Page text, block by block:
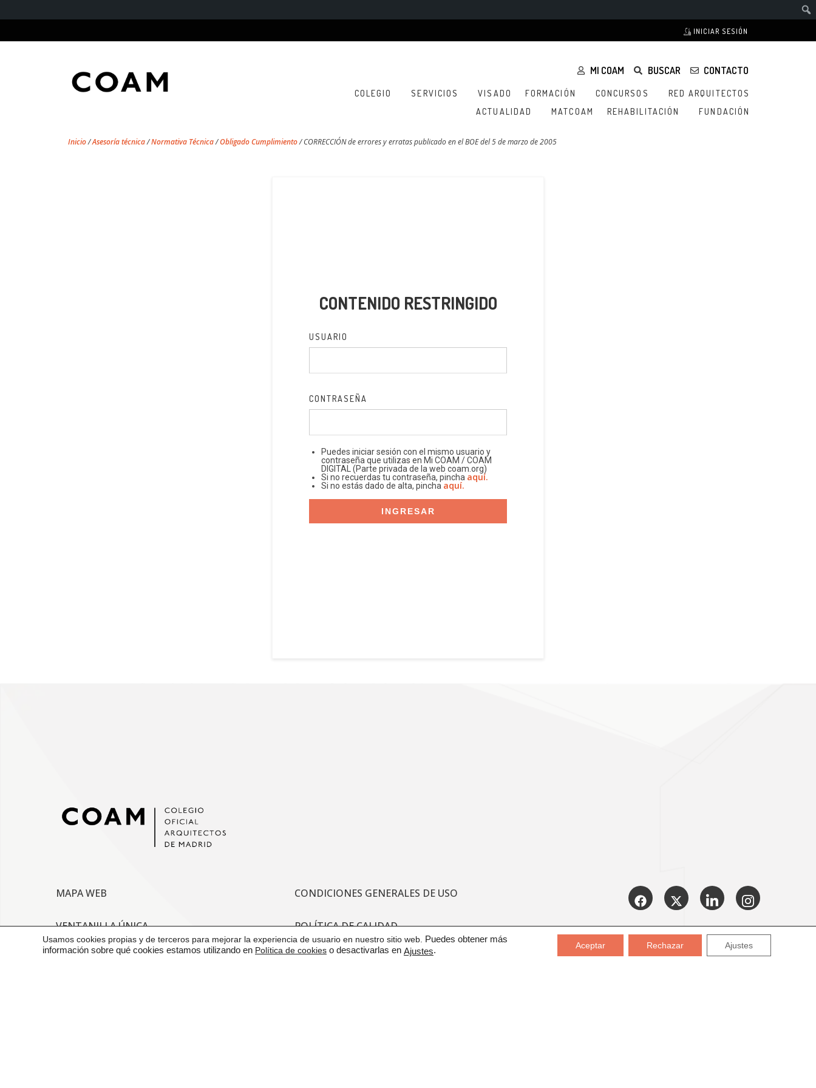
INICIAR SESIÓN
MI COAM BUSCAR CONTACTO
COLEGIO SERVICIOS VISADO FORMACIÓN CONCURSOS
RED ARQUITECTOS
ACTUALIDAD
MATCOAM REHABILITACIÓN FUNDACIÓN
Inicio/Asesoría técnica/Normativa Técnica/Obligado Cumplimiento/CORRECCIÓN de errores y erratas publicado en el BOE del 5 de marzo de 2005
CONTENIDO RESTRINGIDO
USUARIO
CONTRASEÑA
Puedes iniciar sesión con el mismo usuario y
contraseña que utilizas en Mi COAM / COAM
DIGITAL (Parte privada de la web coam.org)
Si no recuerdas tu contraseña, pincha aquí.
Si no estás dado de alta, pincha aquí.
MAPA WEB
VENTANILLA ÚNICA
CONDICIONES GENERALES DE USO
POLÍTICA DE CALIDAD
PROTECCIÓN DE DATOS
Usamos cookies propias y de terceros para mejorar la experiencia de usuario en nuestro sitio web. Puedes obtener más
información sobre qué cookies estamos utilizando en Política de cookies o desactivarlas en Ajustes.
Aceptar Rechazar Ajustes